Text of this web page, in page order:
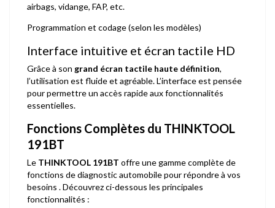
airbags, vidange, FAP, etc.
Programmation et codage (selon les modèles)
Interface intuitive et écran tactile HD
Grâce à son grand écran tactile haute définition,
l’utilisation est fluide et agréable. L’interface est pensée
pour permettre un accès rapide aux fonctionnalités
essentielles.
Fonctions Complètes du THINKTOOL
191BT
Le THINKTOOL 191BT offre une gamme complète de
fonctions de diagnostic automobile pour répondre à vos
besoins . Découvrez ci-dessous les principales
fonctionnalités :